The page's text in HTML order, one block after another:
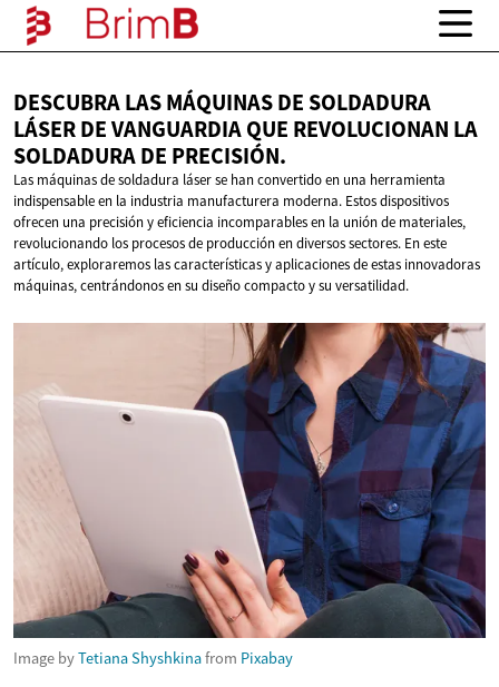
DESCUBRA LAS MÁQUINAS DE SOLDADURA
LÁSER DE VANGUARDIA QUE REVOLUCIONAN LA
SOLDADURADE PRECISIÓN.
Las máquinas de soldadura láser se han convertido en una herramienta
indispensable en la industria manufacturera moderna. Estos dispositivos
ofrecen una precisión y eficiencia incomparables en la unión de materiales,
revolucionando los procesos de producción en diversos sectores. En este
artículo, exploraremos las características y aplicaciones de estas innovadoras
máquinas, centrándonos en su diseño compacto y su versatilidad.
Image byTetiana Shyshkinafrom Pixabay